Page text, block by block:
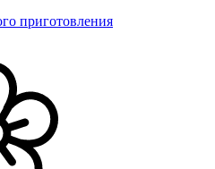
приготовления